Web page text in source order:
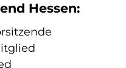
Hessen: